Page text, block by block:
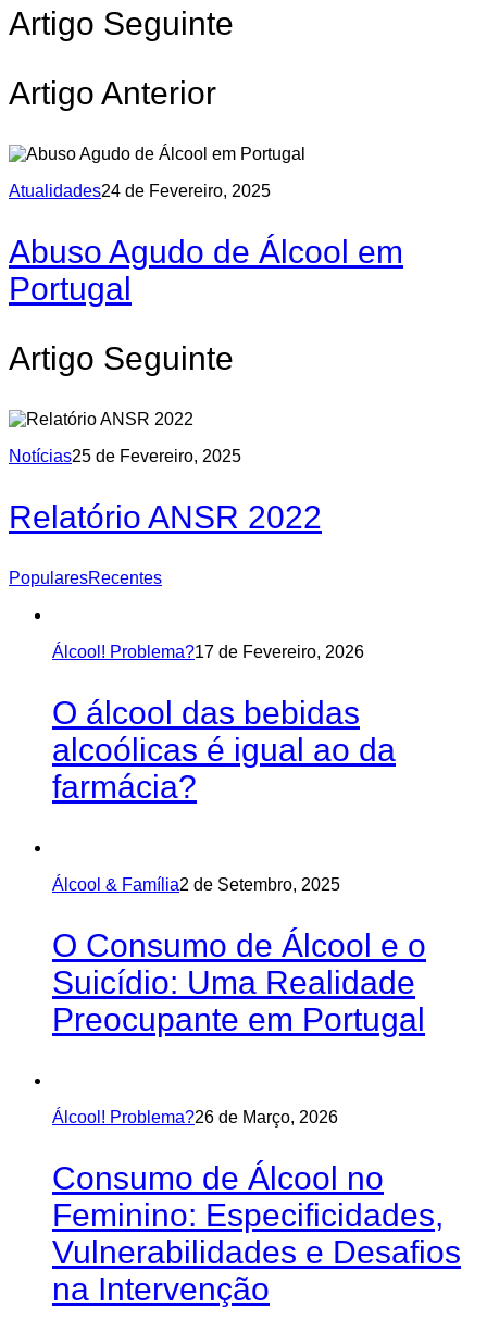
Artigo Seguinte
Artigo Anterior
Atualidades24 de Fevereiro, 2025
Abuso Agudo de Álcool em
Portugal
Artigo Seguinte
Notícias25 de Fevereiro, 2025
Relatório ANSR 2022
PopularesRecentes
Álcool! Problema?17 de Fevereiro, 2026
O álcool das bebidas
alcoólicas é igual ao da
farmácia?
Álcool & Família2 de Setembro, 2025
O Consumo de Álcool e o
Suicídio: Uma Realidade
Preocupante em Portugal
Álcool! Problema?26 de Março, 2026
Consumo de Álcool no
Feminino: Especificidades,
Vulnerabilidades e Desafios
na Intervenção